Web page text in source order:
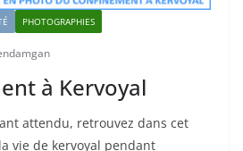
PHOTOGRAPHIES
à Kervoyal
attendu, retrouvez dans cet
vie de kervoyal pendant